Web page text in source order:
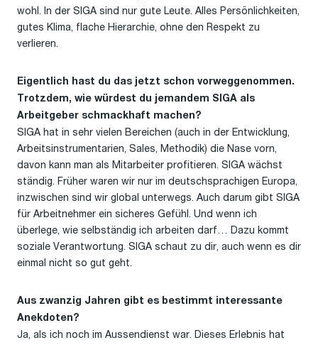
wohl. In der SIGA sind nur gute Leute. Alles Persönlichkeiten,
gutes Klima, flache Hierarchie, ohne den Respekt zu
verlieren.
Eigentlich hast du das jetzt schon vorweggenommen.
Trotzdem, wie würdest du jemandem SIGA als
Arbeitgeber schmackhaft machen?
SIGA hat in sehr vielen Bereichen (auch in der Entwicklung,
Arbeitsinstrumentarien, Sales, Methodik) die Nase vorn,
davon kann man als Mitarbeiter profitieren. SIGA wächst
ständig. Früher waren wir nur im deutschsprachigen Europa,
inzwischen sind wir global unterwegs. Auch darum gibt SIGA
für Arbeitnehmer ein sicheres Gefühl. Und wenn ich
überlege, wie selbständig ich arbeiten darf… Dazu kommt
soziale Verantwortung. SIGA schaut zu dir, auch wenn es dir
einmal nicht so gut geht.
Aus zwanzig Jahren gibt es bestimmt interessante
Anekdoten?
Ja, als ich noch im Aussendienst war. Dieses Erlebnis hat